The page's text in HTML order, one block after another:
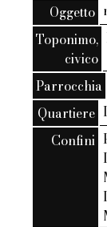
Oggetto
Toponimo,
civico
Parrocchia
Quartiere
Confini